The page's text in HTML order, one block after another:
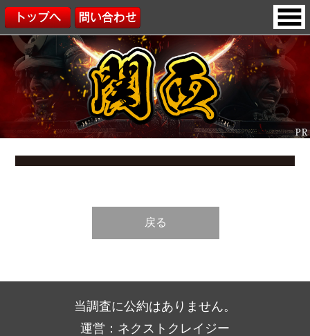
戻る
当調査に公約はありません。
運営：ネクストクレイジー